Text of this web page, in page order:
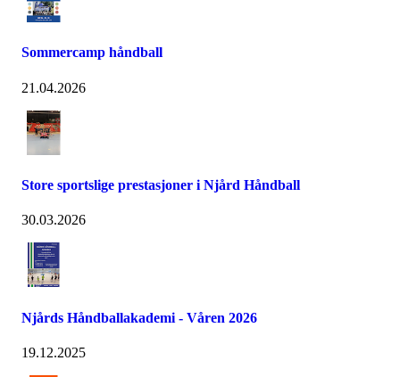
Sommercamp håndball
21.04.2026
Store sportslige prestasjoner i Njård Håndball
30.03.2026
Njårds Håndballakademi - Våren 2026
19.12.2025